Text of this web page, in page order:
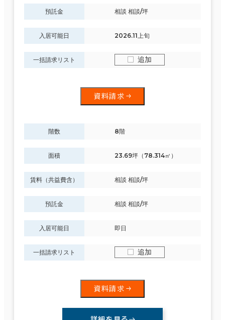
預託金 相談 相談/坪
入居可能日 2026.11上旬
一括請求リスト 追加
資料請求
階数 8階
面積 23.69坪（78.314㎡）
賃料（共益費含） 相談 相談/坪
預託金 相談 相談/坪
入居可能日 即日
一括請求リスト 追加
資料請求